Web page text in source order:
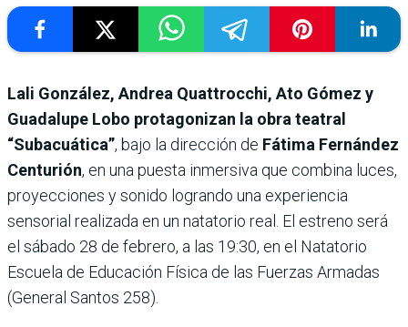
Lali González, Andrea Quattrocchi, Ato Gómez y
Guadalupe Lobo protagonizan la obra teatral
“Subacuática”, bajo la dirección de Fátima Fernández
Centurión, en una puesta inmersiva que combina luces,
proyecciones y sonido logrando una experiencia
sensorial realizada en un natatorio real. El estreno será
el sábado 28 de febrero, a las 19:30, en el Natatorio
Escuela de Educación Física de las Fuerzas Armadas
(General Santos 258).